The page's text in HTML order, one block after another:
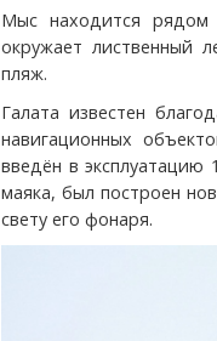
Мыс находится
окружает лиственный
пляж.
Галата известен
навигационных
введён в эксплуатацию
маяка, был построен
свету его фонаря.